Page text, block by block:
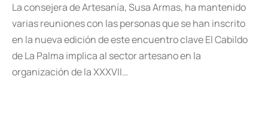
La consejera de Artesanía, Susa Armas, ha mantenido
varias reuniones con las personas que se han inscrito
en la nueva edición de este encuentro clave El Cabildo
de La Palma implica al sector artesano en la
organización de la XXXVII…